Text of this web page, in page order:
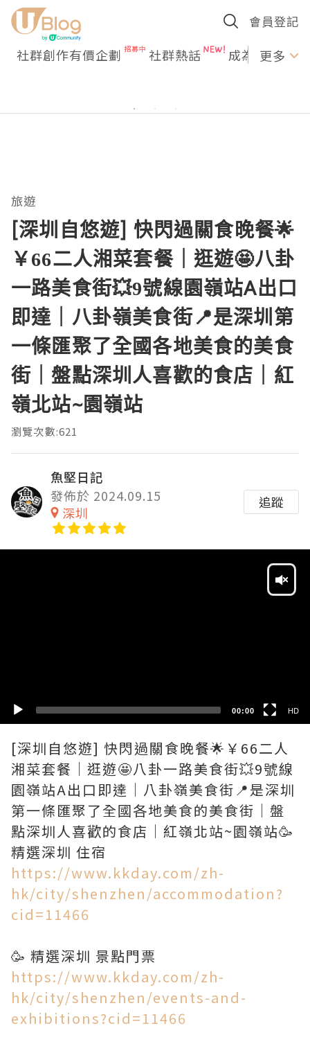
會員登記
社群創作有價企劃 社群熱話 成為U更多
旅遊
[深圳自悠遊] 快閃過關食晚餐🌟
￥66二人湘菜套餐｜逛遊🤩八卦
一路美食街💥9號線園嶺站A出口
即達｜八卦嶺美食街📍是深圳第
一條匯聚了全國各地美食的美食
街｜盤點深圳人喜歡的食店｜紅
嶺北站~園嶺站
瀏覽次數:621
魚堅日記
發佈於 2024.09.15
深圳
追蹤
00:00 HD
[深圳自悠遊] 快閃過關食晚餐🌟￥66二人
湘菜套餐｜逛遊🤩八卦一路美食街💥9號線
園嶺站A出口即達｜八卦嶺美食街📍是深圳
第一條匯聚了全國各地美食的美食街｜盤
點深圳人喜歡的食店｜紅嶺北站~園嶺站🥳
https://www.kkday.com/zh-
hk/city/shenzhen/accommodation?
cid=11466
https://www.kkday.com/zh-
hk/city/shenzhen/events-and-
exhibitions?cid=11466